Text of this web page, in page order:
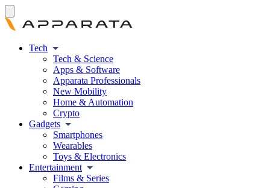
Tech
Tech & Science
Apps & Software
Apparata Professionals
New Mobility
Home & Automation
Crypto
Gadgets
Smartphones
Wearables
Toys & Electronics
Entertainment
Films & Series